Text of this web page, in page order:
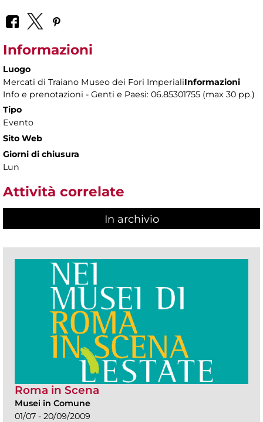
Informazioni
Luogo
Mercati di Traiano Museo dei Fori ImperialiInformazioni
Info e prenotazioni - Genti e Paesi: 06.85301755 (max 30 pp.)
Tipo
Evento
Sito Web
Giorni di chiusura
Lun
Attività correlate
In archivio
Roma in Scena
Musei in Comune
01/07 - 20/09/2009